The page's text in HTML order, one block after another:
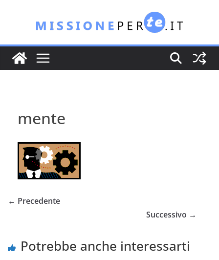
contenuto
mente
← Precedente
Successivo →
Potrebbe anche interessarti